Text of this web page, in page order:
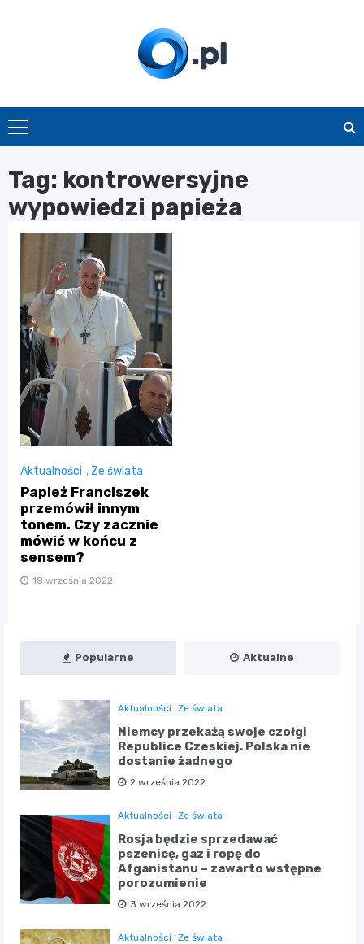
O.pl
Tag: kontrowersyjne
wypowiedzi papieża
Aktualności , Ze świata
Papież Franciszek
przemówił innym
tonem. Czy zacznie
mówić w końcu z
sensem?
18 września 2022
Popularne Aktualne
Aktualności Ze świata
Niemcy przekażą swoje czołgi
Republice Czeskiej. Polska nie
dostanie żadnego
2 września 2022
Aktualności Ze świata
Rosja będzie sprzedawać
pszenicę, gaz i ropę do
Afganistanu – zawarto wstępne
porozumienie
3 września 2022
Aktualności Ze świata